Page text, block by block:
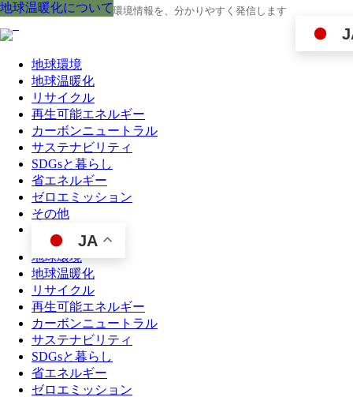
地球の今と未来に役立つ環境情報を、分かりやすく発信します
地球環境
地球温暖化
リサイクル
再生可能エネルギー
カーボンニュートラル
サステナビリティ
SDGsと暮らし
省エネルギー
ゼロエミッション
その他
JA
地球環境
地球温暖化
リサイクル
再生可能エネルギー
カーボンニュートラル
サステナビリティ
SDGsと暮らし
省エネルギー
ゼロエミッション
地球温暖化について
地球温暖化について
地球温暖化について
地球温暖化について
地球温暖化について
地球温暖化について
地球温暖化について
地球温暖化について
地球温暖化について